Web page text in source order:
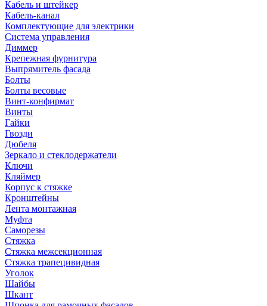
Кабель и штейкер
Кабель-канал
Комплектующие для электрики
Система управления
Диммер
Крепежная фурнитура
Выпрямитель фасада
Болты
Болты весовые
Винт-конфирмат
Винты
Гайки
Гвозди
Дюбеля
Зеркало и стеклодержатели
Ключи
Кляймер
Корпус к стяжке
Кронштейны
Лента монтажная
Муфта
Саморезы
Стяжка
Стяжка межсекционная
Стяжка трапецивидная
Уголок
Шайбы
Шкант